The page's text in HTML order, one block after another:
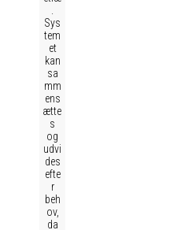
.
Sys
tem
et
kan
sa
mm
ens
ætte
s
og
udvi
des
efte
r
beh
ov,
da